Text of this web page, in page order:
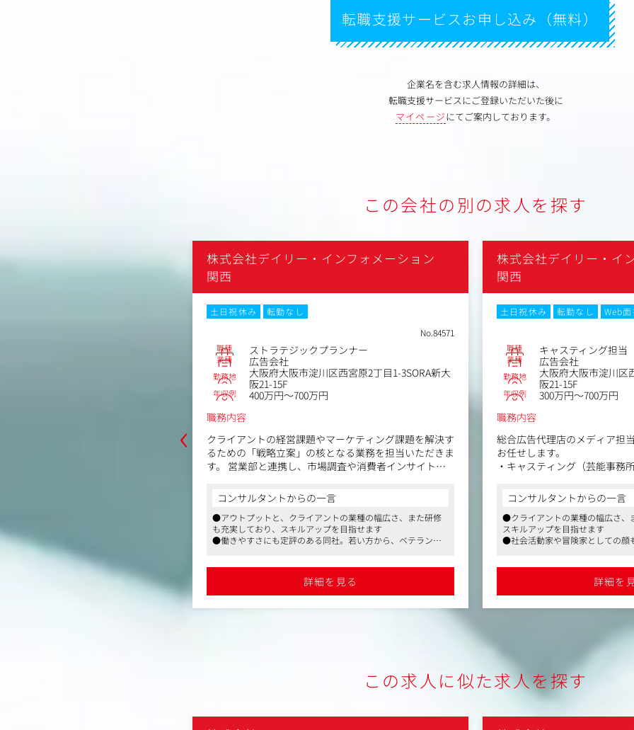
転職支援サービスお申し込み（無料）
企業名を含む求人情報の詳細は、
転職支援サービスにご登録いただいた後に
マイページにてご案内しております。
この会社の別の求人を探す
‹
・インフォメーション
要素です。
どのフレームワークを用いた市
ルアップを目指せます
ある同社。若い方から、ベテラン
幅広い世代の方のための取り組みがな
株式会社デイリー・インフォメーション
関西
土日祝休み 転勤なし
No.82888
職種 キャスティング担当
業種 広告会社
勤務地
大阪府大阪市淀川区西宮原2丁目1-3SORA新大
阪21-15F
年収例
300万円～700万円
職務内容
総合広告代理店のメディア担当として、主に下記業務を
お任せします。
・キャスティング（芸能事務所やキャスティング会社と
・イベントの企画・立案
・TVPRなどのPR業務（制作会社やPR会社との窓口業
務）
・プレスリリースの作成・配信
●芸能事務所やキャスティング会社との窓口業務
●イベント企画、立案、ディレクション業務
●PR業務におけるテレビのディレクターや制作会社、
コンサルタントからの一言
●クライアントの業種の幅広さ、また研修も充実しており、
スキルアップを目指せます
●社会活動家や冒険家としての顔も持つ同社の社長。地域創
詳細を見る
株式会社デイリー・イ
関西
土日祝休み 転勤なし
職種 イベントプランナー
業種 広告会社
勤務地
大阪府大阪市淀川区
阪21-15F
年収例
450万円～700万円
職務内容
クライアントの課題解決を目
画・ディレクション業務を担
同行しヒアリング～企画立案
っていただきます。必要に応
ント運営会社、施工会社、デ
の発掘、交渉・折衝も本業務
＜具体的には＞
・企画書作成、営業同行・提
・イベント実施後の効果測定
コンサルタントからの一言
●アウトプットと、クライアント
も充実しており、スキルアップを
●社会活動家や、冒険家としての
層、男女に関わらず、幅広い世
されています
詳細を
この求人に似た求人を探す